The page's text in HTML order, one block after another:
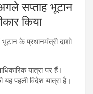
सप्‍ताह भूटान
किया
के प्रधानमंत्री दाशो
यात्रा पर हैं।
पहली विदेश यात्रा है।